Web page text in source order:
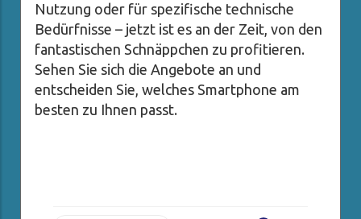
Nutzung oder für spezifische technische
Bedürfnisse – jetzt ist es an der Zeit, von den
fantastischen Schnäppchen zu profitieren.
Sehen Sie sich die Angebote an und
entscheiden Sie, welches Smartphone am
besten zu Ihnen passt.